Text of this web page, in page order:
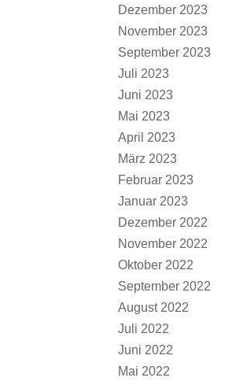
Dezember 2023
November 2023
September 2023
Juli 2023
Juni 2023
Mai 2023
April 2023
März 2023
Februar 2023
Januar 2023
Dezember 2022
November 2022
Oktober 2022
September 2022
August 2022
Juli 2022
Juni 2022
Mai 2022